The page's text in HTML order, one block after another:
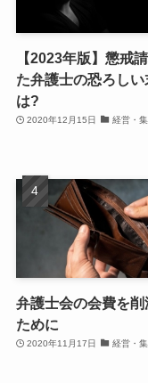
【2023年版】懲戒
た弁護士の恐ろしい
は?
2020年12月15日 経営・
弁護士会の会費を削
ために
2020年11月17日 経営・